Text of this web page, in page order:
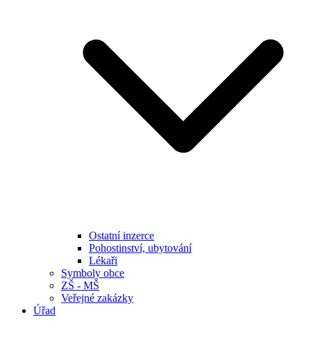
Ostatní inzerce
Pohostinství, ubytování
Lékaři
Symboly obce
ZŠ - MŠ
Veřejné zakázky
Úřad